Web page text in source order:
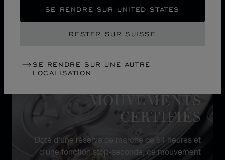
SE RENDRE SUR UNITED STATES
RESTER SUR SUISSE
SE RENDRE SUR UNE AUTRE
LOCALISATION
MOUVEMENTS
CERTIFIÉS
Doté d'une réserve de marche de 54 heures et
d'une fonction stop-seconde, ce mouvement